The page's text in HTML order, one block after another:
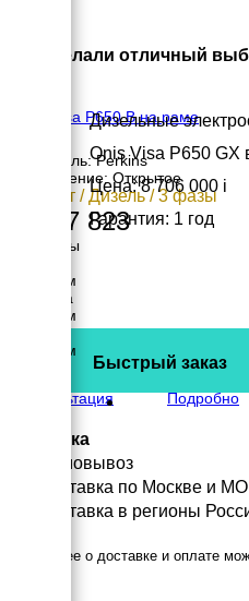
Onis Visa P650 B на раме
Двигатель: Perkins
Исполнение: Открытое
536 кВт / Дизель / 3 фазы
7 937 823
Размеры
3500 мм
Ширина
1536 мм
2275 мм
Консультация
Подробно
Вы сделали отличный
Дизельные
Onis Visa P650 GX
Цена: 8 706 000 i
Гарантия: 1 год
Быстрый заказ
Доставка
Самовывоз
Доставка по Москве и МО
Доставка в регионы
Подробнее о доставке и оплате